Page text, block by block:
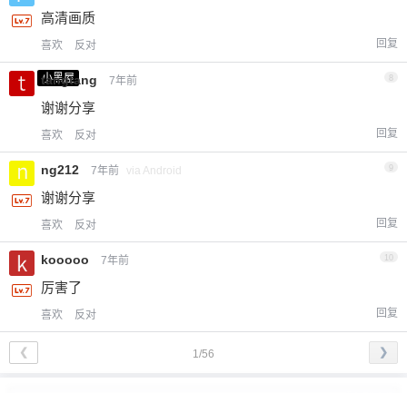
高清画质
喜欢 反对 回复
小黑屋
tangtang 7年前
谢谢分享
喜欢 反对 回复
ng212 7年前 via Android 9
谢谢分享
喜欢 反对 回复
kooooo 7年前
厉害了
喜欢 反对 回复
1/56
❮ ❯